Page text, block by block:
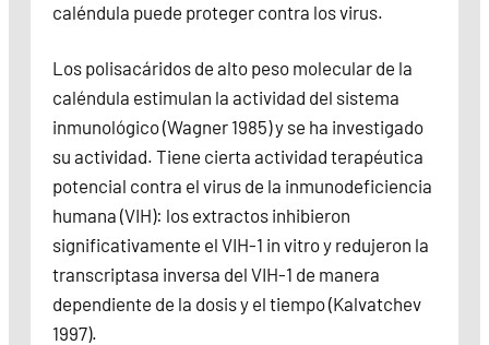
caléndula puede proteger contra los virus.
Los polisacáridos de alto peso molecular de la
caléndula estimulan la actividad del sistema
inmunológico (Wagner 1985) y se ha investigado
su actividad. Tiene cierta actividad terapéutica
potencial contra el virus de la inmunodeficiencia
humana (VIH): los extractos inhibieron
significativamente el VIH-1 in vitro y redujeron la
transcriptasa inversa del VIH-1 de manera
dependiente de la dosis y el tiempo (Kalvatchev
1997).